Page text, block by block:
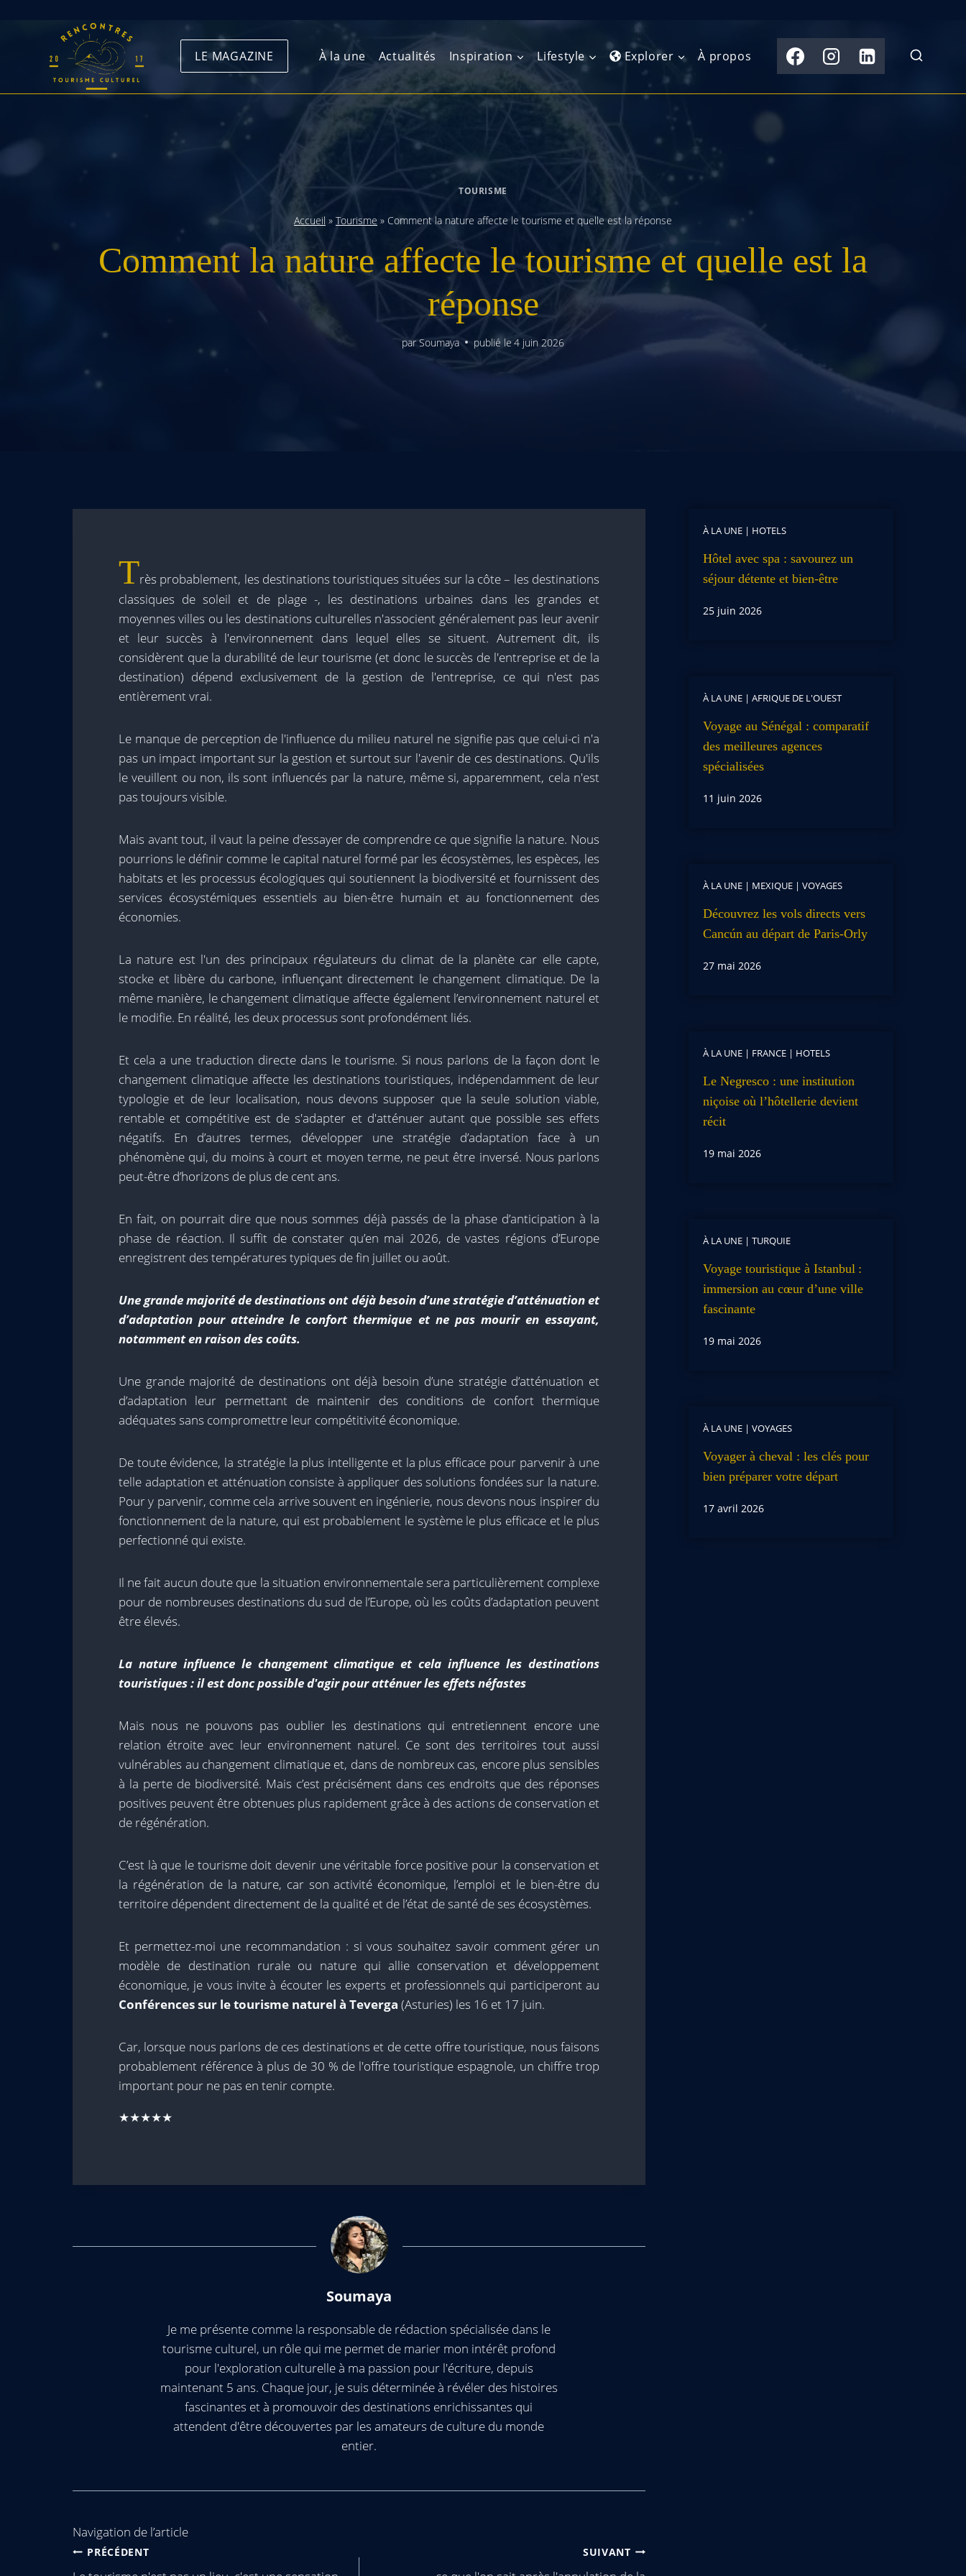
LE MAGAZINE À la une Actualités Inspiration Lifestyle Explorer
Europe de l’Ouest
Europe du Nord
Europe de l’Est
Balkans
Antilles et Caraïbes
Afrique du Nord
Afrique de l’Est
Moyen-Orient
indien
Asie du Sud-Est
À propos
TOURISME
Accueil » Tourisme » Comment la nature affecte le tourisme et quelle est la réponse
Comment la nature affecte le tourisme et quelle est la
réponse
parSoumaya publié le 4 juin 2026
Très probablement, les destinations touristiques situées sur la côte – les destinations
classiques de soleil et de plage -, les destinations urbaines dans les grandes et
moyennes villes ou les destinations culturelles n'associent généralement pas leur avenir
et leur succès à l'environnement dans lequel elles se situent. Autrement dit, ils
considèrent que la durabilité de leur tourisme (et donc le succès de l'entreprise et de la
destination) dépend exclusivement de la gestion de l'entreprise, ce qui n'est pas
entièrement vrai.
Le manque de perception de l'influence du milieu naturel ne signifie pas que celui-ci n'a
pas un impact important sur la gestion et surtout sur l'avenir de ces destinations. Qu'ils
le veuillent ou non, ils sont influencés par la nature, même si, apparemment, cela n'est
pas toujours visible.
Mais avant tout, il vaut la peine d’essayer de comprendre ce que signifie la nature. Nous
pourrions le définir comme le capital naturel formé par les écosystèmes, les espèces, les
habitats et les processus écologiques qui soutiennent la biodiversité et fournissent des
services écosystémiques essentiels au bien-être humain et au fonctionnement des
économies.
La nature est l'un des principaux régulateurs du climat de la planète car elle capte,
stocke et libère du carbone, influençant directement le changement climatique. De la
même manière, le changement climatique affecte également l’environnement naturel et
le modifie. En réalité, les deux processus sont profondément liés.
Et cela a une traduction directe dans le tourisme. Si nous parlons de la façon dont le
changement climatique affecte les destinations touristiques, indépendamment de leur
typologie et de leur localisation, nous devons supposer que la seule solution viable,
rentable et compétitive est de s'adapter et d'atténuer autant que possible ses effets
négatifs. En d’autres termes, développer une stratégie d’adaptation face à un
phénomène qui, du moins à court et moyen terme, ne peut être inversé. Nous parlons
peut-être d’horizons de plus de cent ans.
En fait, on pourrait dire que nous sommes déjà passés de la phase d’anticipation à la
phase de réaction. Il suffit de constater qu’en mai 2026, de vastes régions d’Europe
enregistrent des températures typiques de fin juillet ou août.
Une grande majorité de destinations ont déjà besoin d’une stratégie d’atténuation et
d’adaptation pour atteindre le confort thermique et ne pas mourir en essayant,
notamment en raison des coûts.
Une grande majorité de destinations ont déjà besoin d’une stratégie d’atténuation et
d’adaptation leur permettant de maintenir des conditions de confort thermique
adéquates sans compromettre leur compétitivité économique.
De toute évidence, la stratégie la plus intelligente et la plus efficace pour parvenir à une
telle adaptation et atténuation consiste à appliquer des solutions fondées sur la nature.
Pour y parvenir, comme cela arrive souvent en ingénierie, nous devons nous inspirer du
fonctionnement de la nature, qui est probablement le système le plus efficace et le plus
perfectionné qui existe.
Il ne fait aucun doute que la situation environnementale sera particulièrement complexe
pour de nombreuses destinations du sud de l’Europe, où les coûts d’adaptation peuvent
être élevés.
La nature influence le changement climatique et cela influence les destinations
touristiques : il est donc possible d'agir pour atténuer les effets néfastes
Mais nous ne pouvons pas oublier les destinations qui entretiennent encore une
relation étroite avec leur environnement naturel. Ce sont des territoires tout aussi
vulnérables au changement climatique et, dans de nombreux cas, encore plus sensibles
à la perte de biodiversité. Mais c’est précisément dans ces endroits que des réponses
positives peuvent être obtenues plus rapidement grâce à des actions de conservation et
de régénération.
C’est là que le tourisme doit devenir une véritable force positive pour la conservation et
la régénération de la nature, car son activité économique, l’emploi et le bien-être du
territoire dépendent directement de la qualité et de l’état de santé de ses écosystèmes.
Et permettez-moi une recommandation : si vous souhaitez savoir comment gérer un
modèle de destination rurale ou nature qui allie conservation et développement
économique, je vous invite à écouter les experts et professionnels qui participeront au
Conférences sur le tourisme naturel à Teverga (Asturies) les 16 et 17 juin.
Car, lorsque nous parlons de ces destinations et de cette offre touristique, nous faisons
probablement référence à plus de 30 % de l'offre touristique espagnole, un chiffre trop
important pour ne pas en tenir compte.
★★★★★
Soumaya
Je me présente comme la responsable de rédaction spécialisée dans le
tourisme culturel, un rôle qui me permet de marier mon intérêt profond
pour l'exploration culturelle à ma passion pour l'écriture, depuis
maintenant 5 ans. Chaque jour, je suis déterminée à révéler des histoires
fascinantes et à promouvoir des destinations enrichissantes qui
attendent d'être découvertes par les amateurs de culture du monde
entier.
Navigation de l’article
PRÉCÉDENT SUIVANT
À LA UNE| HOTELS
Hôtel avec spa : savourez un
séjour détente et bien-être
25 juin 2026
À LA UNE| AFRIQUE DE L'OUEST
Voyage au Sénégal : comparatif
des meilleures agences
spécialisées
11 juin 2026
À LA UNE| MEXIQUE| VOYAGES
Découvrez les vols directs vers
Cancún au départ de Paris-Orly
27 mai 2026
À LA UNE| FRANCE| HOTELS
Le Negresco : une institution
niçoise où l’hôtellerie devient
récit
19 mai 2026
À LA UNE| TURQUIE
Voyage touristique à Istanbul :
immersion au cœur d’une ville
fascinante
19 mai 2026
À LA UNE| VOYAGES
Voyager à cheval : les clés pour
bien préparer votre départ
17 avril 2026